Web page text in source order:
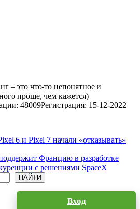
– это что-то непонятное и
проще, чем кажется)
48009Регистрация: 15-12-2022
6 и Pixel 7 начали «отказывать»
Францию в разработке
с решениями SpaceX
НАЙТИ
Вход